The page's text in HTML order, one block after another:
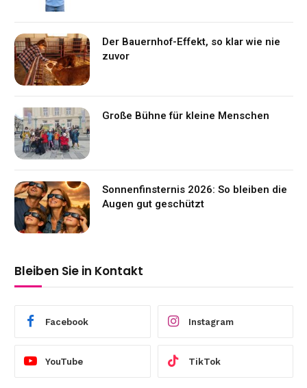
Der Bauernhof-Effekt, so klar wie nie
zuvor
Große Bühne für kleine Menschen
Sonnenfinsternis 2026: So bleiben die
Augen gut geschützt
Bleiben Sie in Kontakt
Facebook Instagram
YouTube TikTok